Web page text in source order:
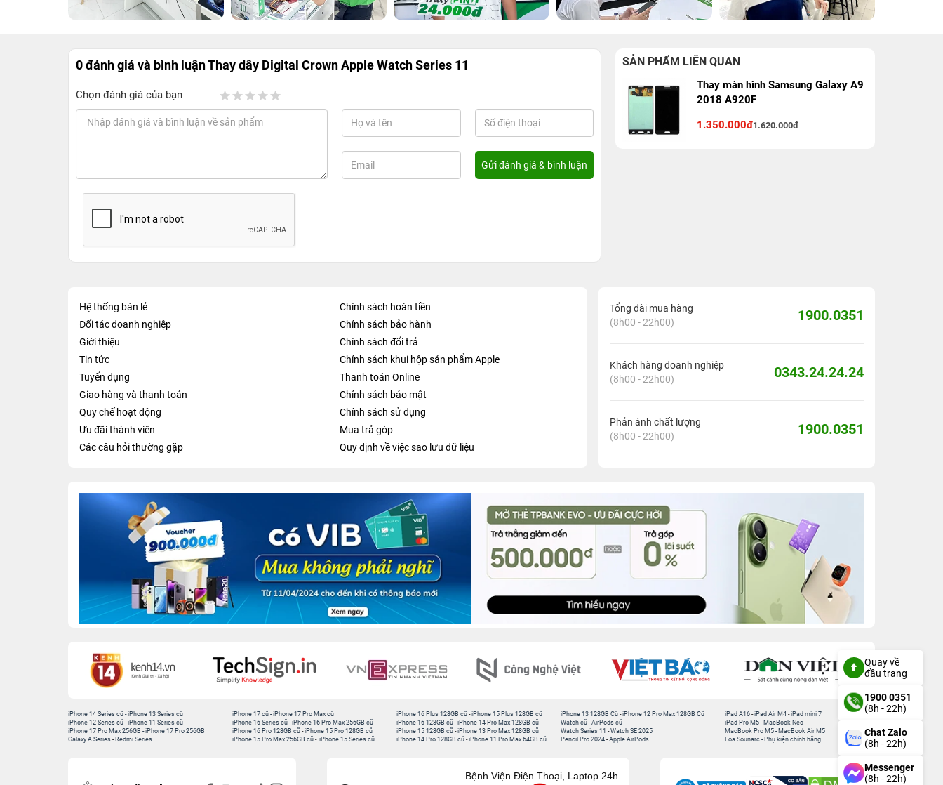
0 đánh giá và bình luậnThay dây Digital Crown Apple Watch Series 11
Chọn đánh giá của bạn
SẢN PHẨM LIÊN QUAN
Thay màn hình Samsung Galaxy A9
2018 A920F
1.350.000đ1.620.000đ
Hệ thống bán lẻ
Đối tác doanh nghiệp
Giới thiệu
Tin tức
Tuyển dụng
Giao hàng và thanh toán
Quy chế hoạt động
Ưu đãi thành viên
Các câu hỏi thường gặp
Chính sách hoàn tiền
Chính sách bảo hành
Chính sách đổi trả
Chính sách khui hộp sản phẩm Apple
Thanh toán Online
Chính sách bảo mật
Chính sách sử dụng
Mua trả góp
Quy định về việc sao lưu dữ liệu
Tổng đài mua hàng
(8h00 - 22h00)
1900.0351
Khách hàng doanh nghiệp
(8h00 - 22h00)
0343.24.24.24
Phản ánh chất lượng
(8h00 - 22h00)
1900.0351
iPhone 14 Series cũ -iPhone 13 Series cũ
iPhone 12 Series cũ -iPhone 11 Series cũ
iPhone 17 Pro Max 256GB -iPhone 17 Pro 256GB
Galaxy A Series - Redmi Series
iPhone 17 cũ -iPhone 17 Pro Max cũ
iPhone 16 Series cũ - iPhone 16 Pro Max 256GB cũ
iPhone 16 Pro 128GB cũ -iPhone 15 Pro 128GB cũ
iPhone 15 Pro Max 256GB cũ - iPhone 15 Series cũ
iPhone 16 Plus 128GB cũ -iPhone 15 Plus 128GB cũ
iPhone 16 128GB cũ -iPhone 14 Pro Max 128GB cũ
iPhone 15 128GB cũ -iPhone 13 Pro Max 128GB cũ
iPhone 14 Pro 128GB cũ -iPhone 11 Pro Max 64GB cũ
iPhone 13 128GB Cũ -iPhone 12 Pro Max 128GB Cũ
Watch cũ -AirPods cũ
Watch Series 11 -Watch SE 2025
Pencil Pro 2024 -Apple AirPods
iPad A16 -iPad Air M4 -iPad mini 7
iPad Pro M5 - MacBook Neo
MacBook Pro M5 - MacBook Air M5
Loa Sounarc - Phụ kiện chính hãng
Bệnh Viện Điện Thoại, Laptop 24h
Quay về
đầu trang
1900 0351
(8h - 22h)
Chat Zalo
(8h - 22h)
Messenger
(8h - 22h)